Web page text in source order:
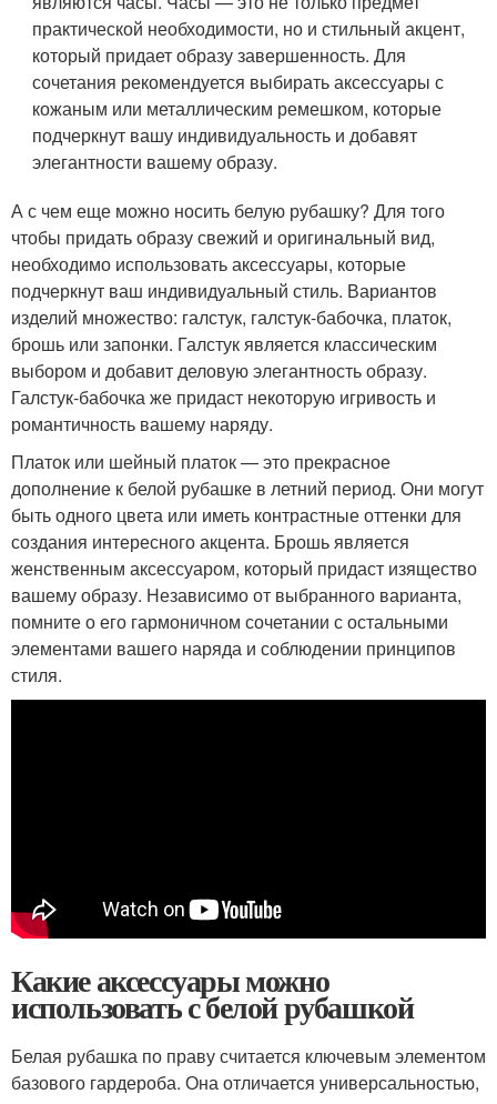
практической необходимости, но и стильный акцент,
который придает образу завершенность. Для
сочетания рекомендуется выбирать аксессуары с
кожаным или металлическим ремешком, которые
подчеркнут вашу индивидуальность и добавят
элегантности вашему образу.
А с чем еще можно носить белую рубашку? Для того
чтобы придать образу свежий и оригинальный вид,
необходимо использовать аксессуары, которые
подчеркнут ваш индивидуальный стиль. Вариантов
изделий множество: галстук, галстук-бабочка, платок,
брошь или запонки. Галстук является классическим
выбором и добавит деловую элегантность образу.
Галстук-бабочка же придаст некоторую игривость и
романтичность вашему наряду.
Платок или шейный платок — это прекрасное
дополнение к белой рубашке в летний период. Они могут
быть одного цвета или иметь контрастные оттенки для
создания интересного акцента. Брошь является
женственным аксессуаром, который придаст изящество
вашему образу. Независимо от выбранного варианта,
помните о его гармоничном сочетании с остальными
элементами вашего наряда и соблюдении принципов
стиля.
Какие аксессуары можно
использовать с белой рубашкой
Белая рубашка по праву считается ключевым элементом
базового гардероба. Она отличается универсальностью,